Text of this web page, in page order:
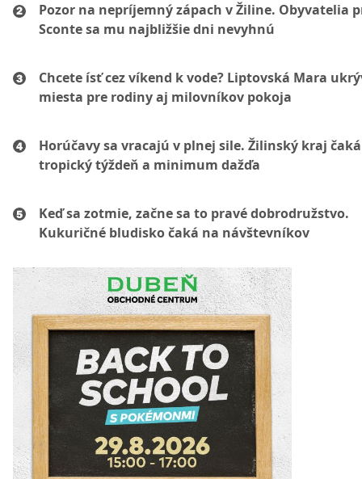
Pozor na nepríjemný zápach v Žiline. Obyvatelia
Sconte sa mu najbližšie dni nevyhnú
Chcete ísť cez víkend k vode? Liptovská Mara
miesta pre rodiny aj milovníkov pokoja
Horúčavy sa vracajú v plnej sile. Žilinský kraj čaká
tropický týždeň a minimum dažďa
Keď sa zotmie, začne sa to pravé dobrodružstvo.
Kukuričné bludisko čaká na návštevníkov